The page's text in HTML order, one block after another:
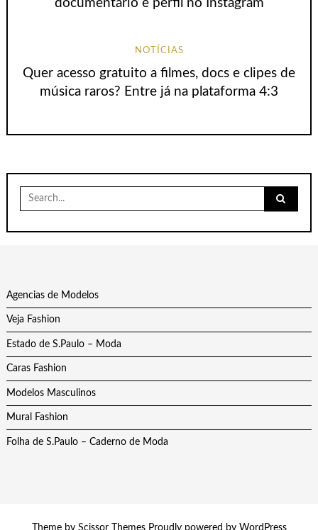
documentário e perfil no Instagram
NOTÍCIAS
Quer acesso gratuito a filmes, docs e clipes de
música raros? Entre já na plataforma 4:3
Search
for:
Agencias de Modelos
Veja Fashion
Estado de S.Paulo – Moda
Caras Fashion
Modelos Masculinos
Mural Fashion
Folha de S.Paulo – Caderno de Moda
Theme by Scissor ThemesProudly powered by WordPress